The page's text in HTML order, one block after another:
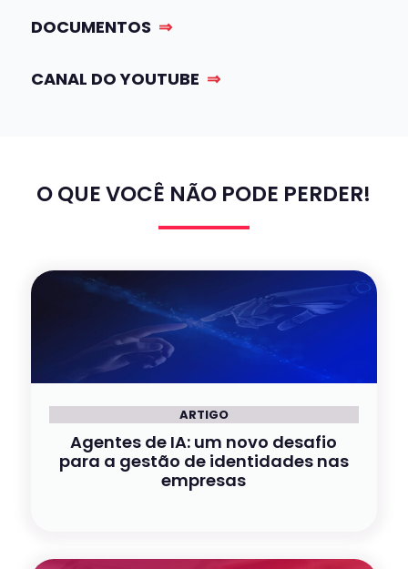
DOCUMENTOS ⇒
CANAL DO YOUTUBE ⇒
O QUE VOCÊ NÃO PODE PERDER!
ARTIGO
Agentes de IA: um novo desafio
para a gestão de identidades nas
empresas